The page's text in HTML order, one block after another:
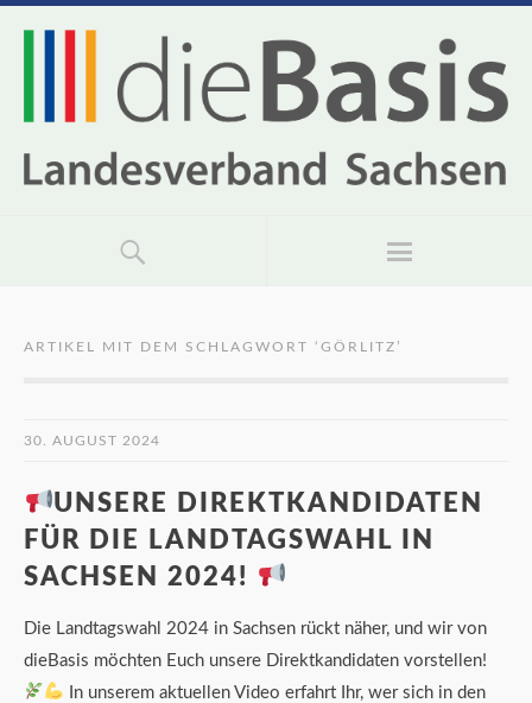
ARTIKEL MIT DEM SCHLAGWORT ‘ GÖRLITZ ’
30. AUGUST 2024
UNSERE DIREKTKANDIDATEN
FÜR DIE LANDTAGSWAHL IN
SACHSEN 2024!
Die Landtagswahl 2024 in Sachsen rückt näher, und wir von
dieBasis möchten Euch unsere Direktkandidaten vorstellen!
In unserem aktuellen Video erfahrt Ihr, wer sich in den